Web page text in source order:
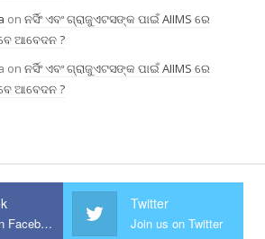
on ନର୍ସିଂ ଏବଂ ଗ୍ରାଜୁଏଟସଙ୍କ ପାଇଁ AIIMS ରେ
ଆବେଦନ ?
on ନର୍ସିଂ ଏବଂ ଗ୍ରାଜୁଏଟସଙ୍କ ପାଇଁ AIIMS ରେ
ଆବେଦନ ?
Join us on Facebook
Twitter
Join us on Twitter